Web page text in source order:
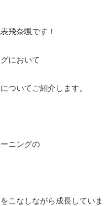
飛奈颯です！
において
ついてご紹介します。
ニングの
こなしながら成長していま